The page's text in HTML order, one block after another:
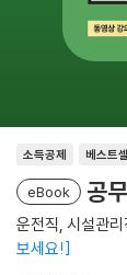
소득공제 베스트
eBook 공
운전직, 시설관
보세요!